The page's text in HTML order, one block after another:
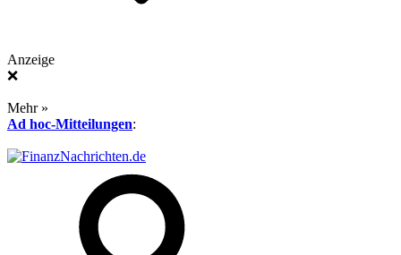
Anzeige
❌
Mehr »
Ad hoc-Mitteilungen: